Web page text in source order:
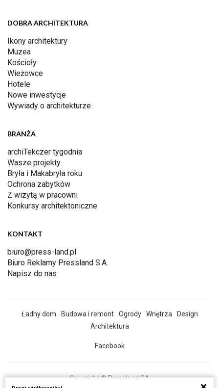
DOBRA ARCHITEKTURA
Ikony architektury
Muzea
Kościoły
Wieżowce
Hotele
Nowe inwestycje
Wywiady o architekturze
BRANŻA
archiTekczer tygodnia
Wasze projekty
Bryła i Makabryła roku
Ochrona zabytków
Z wizytą w pracowni
Konkursy architektoniczne
KONTAKT
biuro@press-land.pl
Biuro Reklamy Pressland S.A.
Napisz do nas
Ładny dom Budowa i remont Ogrody Wnętrza
Design
Architektura
Facebook
Copyright © Pressland SA